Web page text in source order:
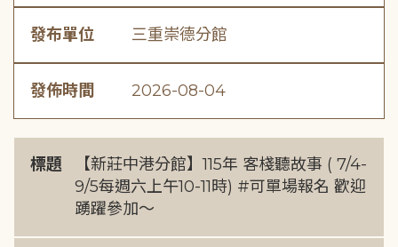
發布單位 三重崇德分館
發佈時間 2026-08-04
標題
【新莊中港分館】115年 客棧聽故事 ( 7/4-
9/5每週六上午10-11時) #可單場報名 歡迎
踴躍參加～